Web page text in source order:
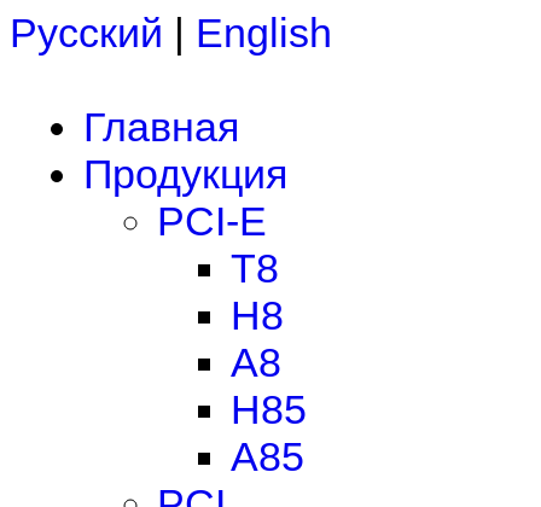
Русский | English
Главная
Продукция
PCI-E
T8
H8
A8
H85
A85